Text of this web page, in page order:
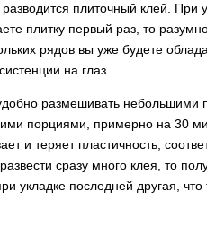
разводится плиточный клей. При
плитку первый раз, то
рядов вы уже будете
на глаз.
размешивать небольшими
порциями, примерно на 30
и теряет пластичность,
сразу много клея, то
укладке последней другая,